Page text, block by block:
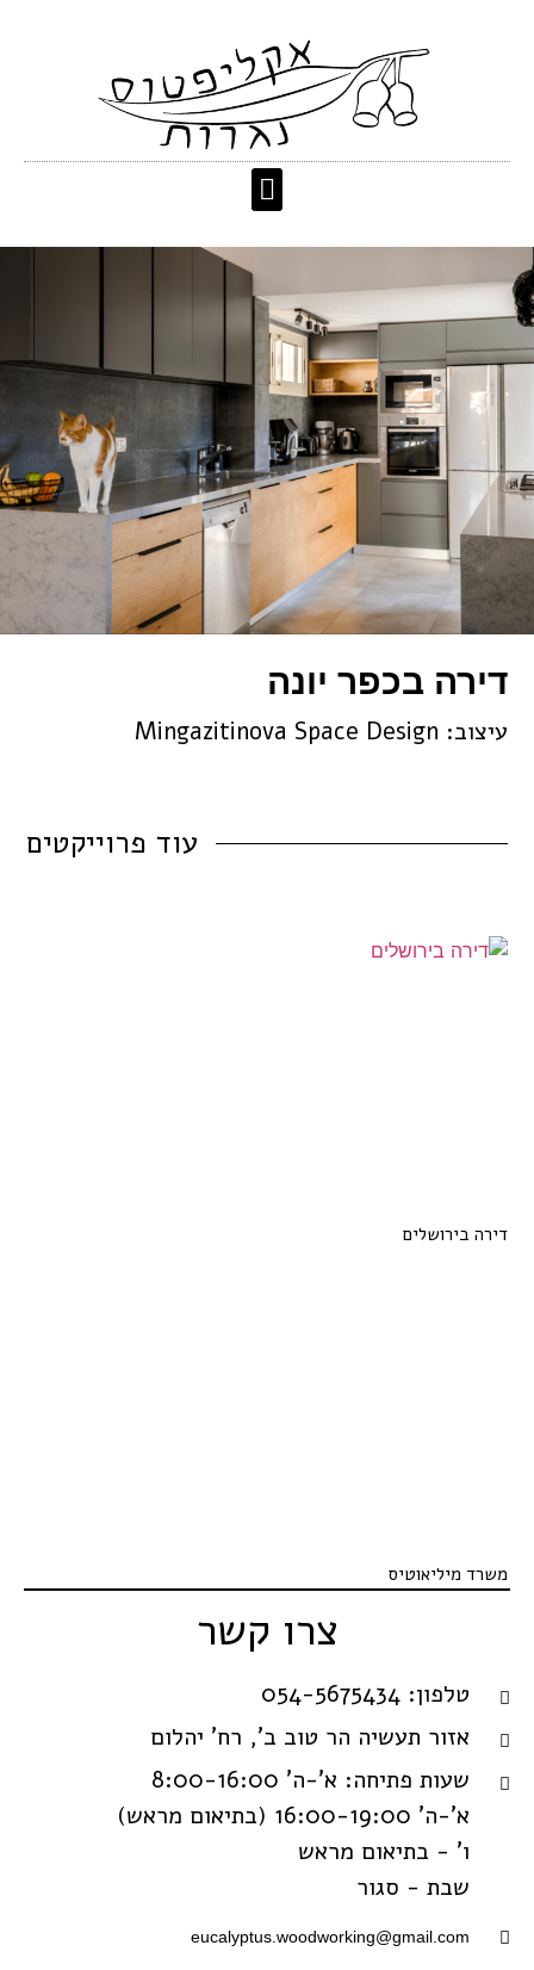
דירה בכפר יונה
עיצוב: Mingazitinova Space Design
עוד פרוייקטים
דירה בירושלים
משרד מיליאוטיס
צרו קשר
טלפון: 054-5675434
אזור תעשיה הר טוב ב', רח' יהלום
שעות פתיחה: א'-ה' 8:00-16:00
א'-ה' 16:00-19:00 (בתיאום מראש)
ו' - בתיאום מראש
שבת - סגור
eucalyptus.woodworking@gmail.com